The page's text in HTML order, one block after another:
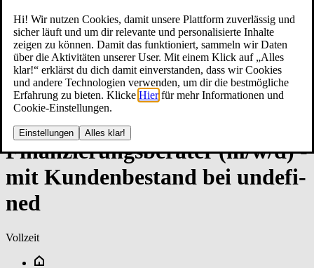
Hi! Wir nutzen Cookies, damit unsere Plattform zuverlässig und
sicher läuft und um dir relevante und personalisierte Inhalte
zeigen zu können. Damit das funktioniert, sammeln wir Daten
über die Aktivitäten unserer User. Mit einem Klick auf „Alles
klar!“ erklärst du dich damit einverstanden, dass wir Cookies
und andere Technologien verwenden, um dir die bestmögliche
Erfahrung zu bieten. Klicke Hier für mehr Informationen und
Cookie-Einstellungen.
Einstellungen Alles klar!
Fi­nan­zie­rungs­be­ra­ter (m/w/d) ­
mit Kun­den­be­stan­d bei un­de­fi­
ned
Vollzeit